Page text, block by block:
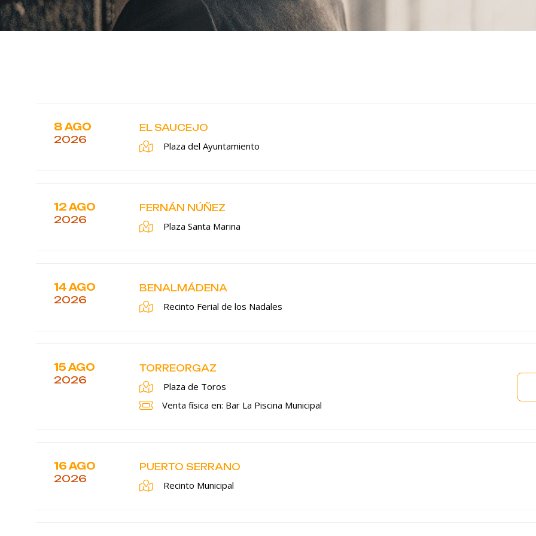
8 AGO
2026
EL SAUCEJO
Plaza del Ayuntamiento
12 AGO
2026
FERNÁN NÚÑEZ
Plaza Santa Marina
14 AGO
2026
BENALMÁDENA
Recinto Ferial de los Nadales
15 AGO
2026
TORREORGAZ
Plaza de Toros
Venta física en: Bar La Piscina Municipal
16 AGO
2026
PUERTO SERRANO
Recinto Municipal